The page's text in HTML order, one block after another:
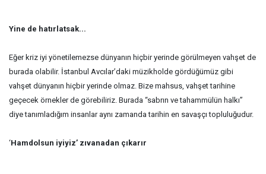
Yine de hatırlatsak...
Eğer kriz iyi yönetilemezse dünyanın hiçbir yerinde görülmeyen vahşet de
burada olabilir. İstanbul Avcılar’daki müzikholde gördüğümüz gibi
vahşet dünyanın hiçbir yerinde olmaz. Bize mahsus, vahşet tarihine
geçecek örnekler de görebiliriz. Burada “sabrın ve tahammülün halkı”
diye tanımladığım insanlar aynı zamanda tarihin en savaşçı topluluğudur.
‘Hamdolsun iyiyiz’ zıvanadan çıkarır